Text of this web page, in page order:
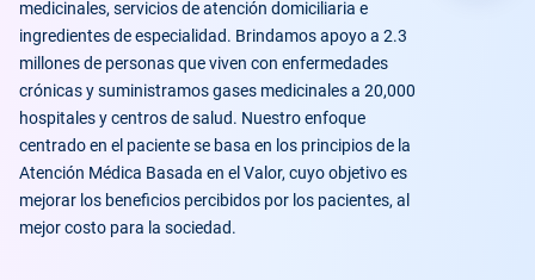
medicinales, servicios de atención domiciliaria e
ingredientes de especialidad. Brindamos apoyo a 2.3
millones de personas que viven con enfermedades
crónicas y suministramos gases medicinales a 20,000
hospitales y centros de salud. Nuestro enfoque
centrado en el paciente se basa en los principios de la
Atención Médica Basada en el Valor, cuyo objetivo es
mejorar los beneficios percibidos por los pacientes, al
mejor costo para la sociedad.